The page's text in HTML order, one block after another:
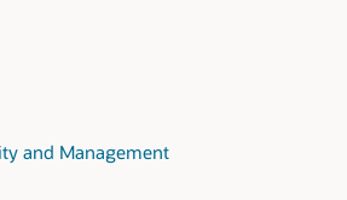
and Management